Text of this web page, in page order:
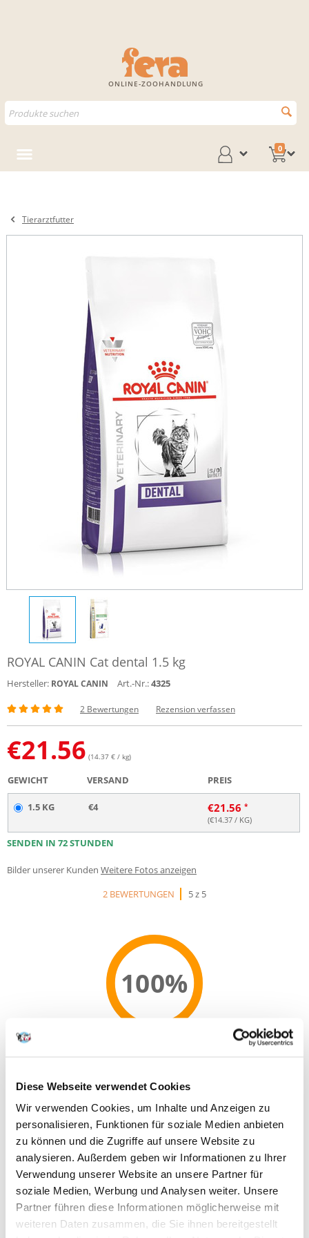
Diese Webseite verwendet Cookies
Wir verwenden Cookies, um Inhalte und Anzeigen zu
personalisieren, Funktionen für soziale Medien anbieten
zu können und die Zugriffe auf unsere Website zu
analysieren. Außerdem geben wir Informationen zu Ihrer
Verwendung unserer Website an unsere Partner für
soziale Medien, Werbung und Analysen weiter. Unsere
Partner führen diese Informationen möglicherweise mit
weiteren Daten zusammen, die Sie ihnen bereitgestellt
ONLINE-ZOOHANDLUNG
0
Tierarztfutter
ROYAL CANIN Cat dental 1.5 kg
Hersteller: ROYAL CANIN Art.-Nr.:4325
2 Bewertungen Rezension verfassen
€21.56 (14.37 € / kg)
GEWICHT VERSAND PREIS
1.5 KG €4 €21.56
(€14.37 / KG)
SENDEN IN 72 STUNDEN
Bilder unserer Kunden Weitere Fotos anzeigen
2 BEWERTUNGEN
5 z 5
100%
Recommend
100% KUNDEN EMPFEHLEN DIESES PRODUKT
Produktbeschreibung
Für Katzen über 6 Monate. DENTAL FELINE sollte Katzen gefüttert
werden, welche zur Bildung von Zahnstein neigen bzw. nach erfolgter
Zahnreinigung. Die diätetische Fütterung kann lebenslang fortgesetzt
werden.
Ein optimales Mund- und Zahnpflegeprogramm sollte bereits im Alter
von 6 bis 7 Monaten beginnen.
ZUSAMMENSETZUNG: Reis, Maisfuttermehl, Geflügelprotein